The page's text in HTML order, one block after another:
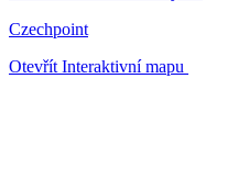
Czechpoint
Otevřít Interaktivní mapu